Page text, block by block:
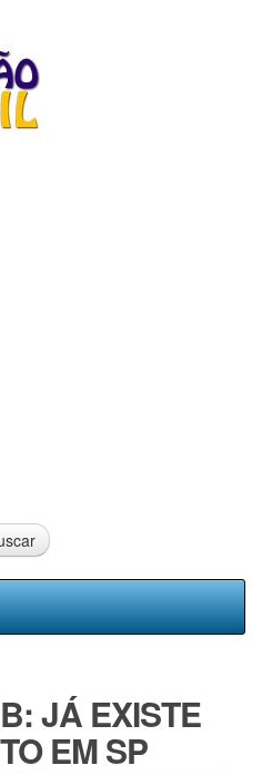
JÁ EXISTE
EM SP